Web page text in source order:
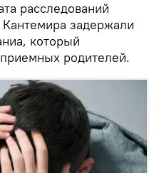
расследований
задержали
который
родителей.